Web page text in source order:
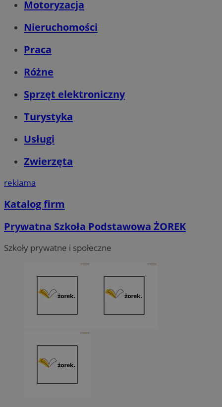
Motoryzacja
Nieruchomości
Praca
Różne
Sprzęt elektroniczny
Turystyka
Usługi
Zwierzęta
reklama
Katalog firm
Prywatna Szkoła Podstawowa ŻOREK
Szkoły prywatne i społeczne